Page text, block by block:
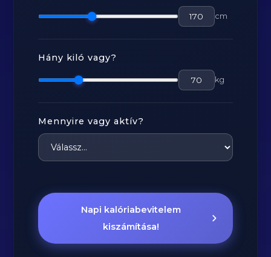
cm
Hány kiló vagy?
kg
Mennyire vagy aktív?
Napi kalóriabevitelem
kiszámítása!